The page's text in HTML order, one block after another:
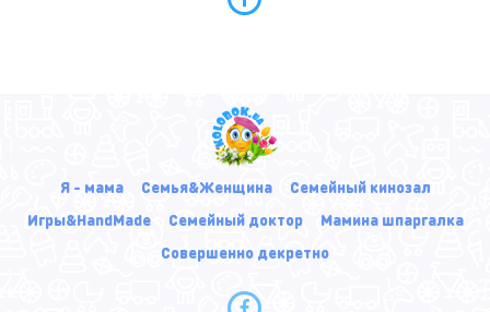
Я - мама Семья&Женщина
Семейный кинозал
Игры&HandMade
Семейный доктор
Мамина шпаргалка
Совершенно декретно